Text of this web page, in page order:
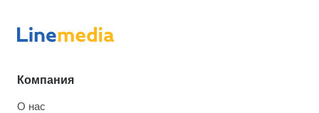
Компания
О нас